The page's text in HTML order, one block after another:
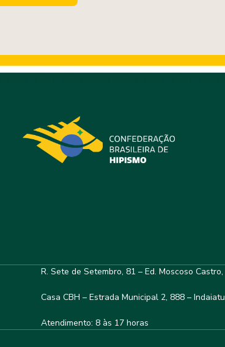
R. Sete de Setembro, 81 – Ed. Moscoso
Casa CBH – Estrada Municipal 2, 888 –
Atendimento: 8 às 17 horas